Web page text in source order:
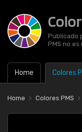
Publicado
PMS no
Home Colores
Home Colores PMS